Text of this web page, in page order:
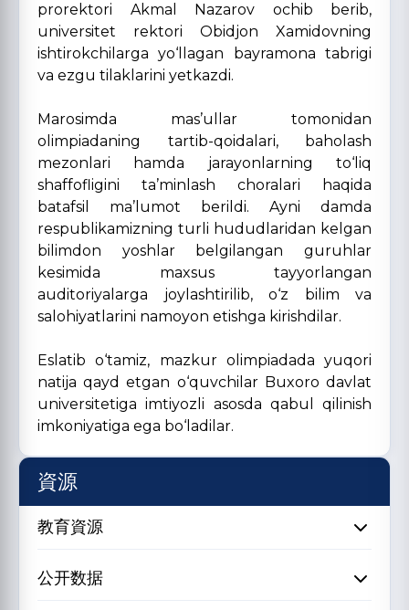
prorektori Akmal Nazarov ochib berib,
universitet rektori Obidjon Xamidovning
ishtirokchilarga yo‘llagan bayramona tabrigi
va ezgu tilaklarini yetkazdi.
Marosimda mas’ullar tomonidan
olimpiadaning tartib-qoidalari, baholash
mezonlari hamda jarayonlarning to‘liq
shaffofligini ta’minlash choralari haqida
batafsil ma’lumot berildi. Ayni damda
respublikamizning turli hududlaridan kelgan
bilimdon yoshlar belgilangan guruhlar
kesimida maxsus tayyorlangan
auditoriyalarga joylashtirilib, o‘z bilim va
salohiyatlarini namoyon etishga kirishdilar.
Eslatib o‘tamiz, mazkur olimpiadada yuqori
natija qayd etgan o‘quvchilar Buxoro davlat
universitetiga imtiyozli asosda qabul qilinish
imkoniyatiga ega bo‘ladilar.
資源
教育資源
公开数据